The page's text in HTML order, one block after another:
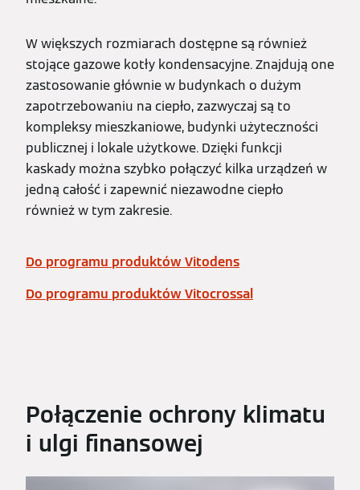
W większych rozmiarach dostępne są również
stojące gazowe kotły kondensacyjne. Znajdują one
zastosowanie głównie w budynkach o dużym
zapotrzebowaniu na ciepło, zazwyczaj są to
kompleksy mieszkaniowe, budynki użyteczności
publicznej i lokale użytkowe. Dzięki funkcji
kaskady można szybko połączyć kilka urządzeń w
jedną całość i zapewnić niezawodne ciepło
również w tym zakresie.
Do programu produktów Vitodens
Do programu produktów Vitocrossal
Połączenie ochrony klimatu
i ulgi finansowej